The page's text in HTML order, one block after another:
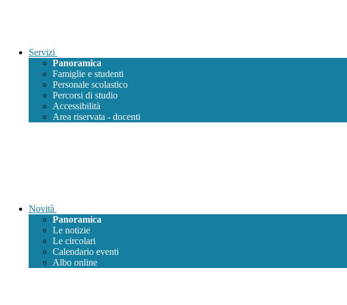
Servizi
Panoramica
Famiglie e studenti
Personale scolastico
Percorsi di studio
Accessibilità
Area riservata - docenti
Novità
Panoramica
Le notizie
Le circolari
Calendario eventi
Albo online